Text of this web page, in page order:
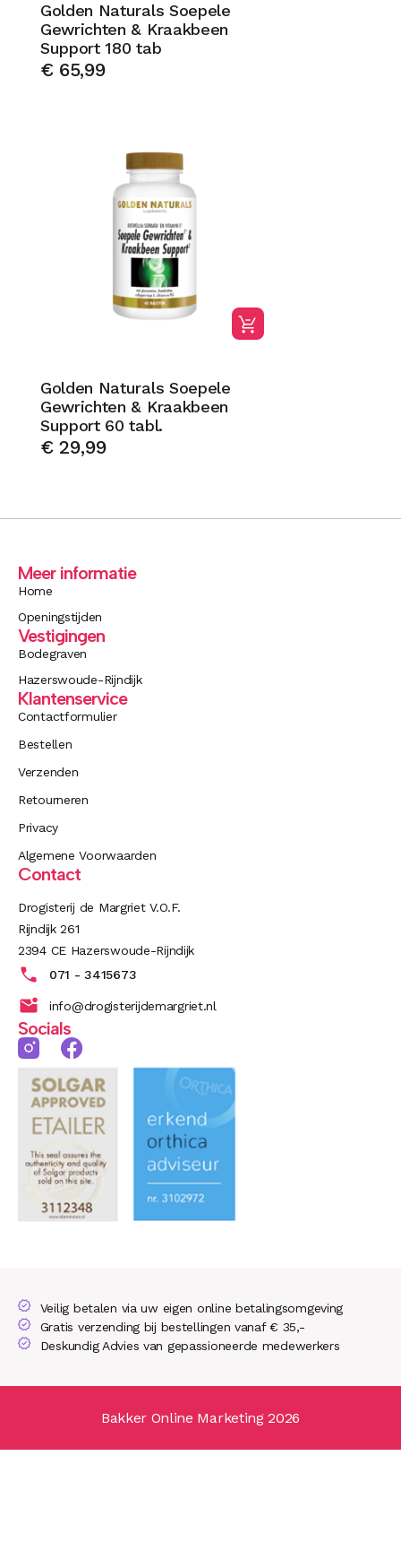
Golden Naturals Soepele
Gewrichten & Kraakbeen
Support 180 tab
€65,99
Golden Naturals Soepele
Gewrichten & Kraakbeen
Support 60 tabl.
€29,99
Meer informatie
Home
Openingstijden
Vestigingen
Bodegraven
Hazerswoude-Rijndijk
Klantenservice
Contactformulier
Bestellen
Verzenden
Retourneren
Privacy
Algemene Voorwaarden
Contact
Drogisterij de Margriet V.O.F.
Rijndijk 261
2394 CE Hazerswoude-Rijndijk
071 - 3415673
info@drogisterijdemargriet.nl
Socials
Veilig betalen via uw eigen online betalingsomgeving
Gratis verzending bij bestellingen vanaf € 35,-
Deskundig Advies van gepassioneerde medewerkers
Bakker Online Marketing 2026